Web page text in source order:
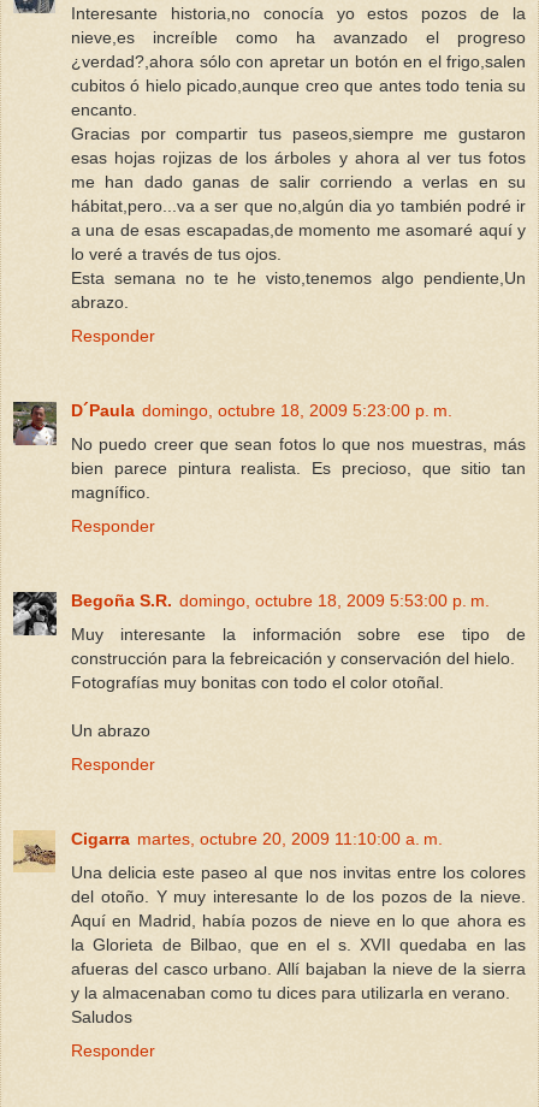
Interesante historia,no conocía yo estos pozos de la
nieve,es increíble como ha avanzado el progreso
¿verdad?,ahora sólo con apretar un botón en el frigo,salen
cubitos ó hielo picado,aunque creo que antes todo tenia su
encanto.
Gracias por compartir tus paseos,siempre me gustaron
esas hojas rojizas de los árboles y ahora al ver tus fotos
me han dado ganas de salir corriendo a verlas en su
hábitat,pero...va a ser que no,algún dia yo también podré ir
a una de esas escapadas,de momento me asomaré aquí y
lo veré a través de tus ojos.
Esta semana no te he visto,tenemos algo pendiente,Un
abrazo.
Responder
D´Paula domingo, octubre 18, 2009 5:23:00 p. m.
No puedo creer que sean fotos lo que nos muestras, más
bien parece pintura realista. Es precioso, que sitio tan
magnífico.
Responder
Begoña S.R. domingo, octubre 18, 2009 5:53:00 p. m.
Muy interesante la información sobre ese tipo de
construcción para la febreicación y conservación del hielo.
Fotografías muy bonitas con todo el color otoñal.
Un abrazo
Responder
Cigarra martes, octubre 20, 2009 11:10:00 a. m.
Una delicia este paseo al que nos invitas entre los colores
del otoño. Y muy interesante lo de los pozos de la nieve.
Aquí en Madrid, había pozos de nieve en lo que ahora es
la Glorieta de Bilbao, que en el s. XVII quedaba en las
afueras del casco urbano. Allí bajaban la nieve de la sierra
y la almacenaban como tu dices para utilizarla en verano.
Saludos
Responder